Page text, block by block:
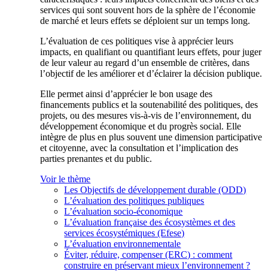
services qui sont souvent hors de la sphère de l’économie
de marché et leurs effets se déploient sur un temps long.
L’évaluation de ces politiques vise à apprécier leurs
impacts, en qualifiant ou quantifiant leurs effets, pour juger
de leur valeur au regard d’un ensemble de critères, dans
l’objectif de les améliorer et d’éclairer la décision publique.
Elle permet ainsi d’apprécier le bon usage des
financements publics et la soutenabilité des politiques, des
projets, ou des mesures vis-à-vis de l’environnement, du
développement économique et du progrès social. Elle
intègre de plus en plus souvent une dimension participative
et citoyenne, avec la consultation et l’implication des
parties prenantes et du public.
Voir le thème
Les Objectifs de développement durable (ODD)
L’évaluation des politiques publiques
L’évaluation socio-économique
L’évaluation française des écosystèmes et des
services écosystémiques (Efese)
L’évaluation environnementale
Éviter, réduire, compenser (ERC) : comment
construire en préservant mieux l’environnement ?